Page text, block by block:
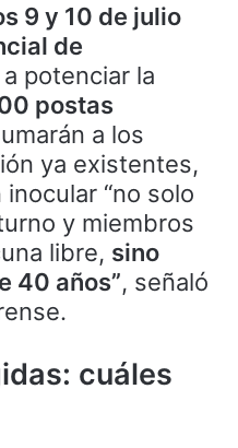
9 y 10 de julio
de
a potenciar la
postas
a los
ya existentes,
“no solo
y miembros
libre, sino
40 años”, señaló
cuáles